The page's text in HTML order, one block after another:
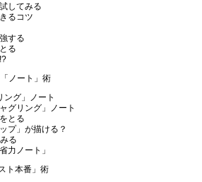
してみる
るコツ
する
る
ノート」術
ング」ノート
グリング」ノート
とる
プ」が描ける？
る
力ノート」
ト本番」術